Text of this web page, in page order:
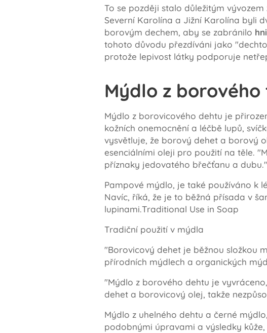
To se později stalo důležitým
Severní Karolína a Jižní Karolína byli
borovým dechem, aby se zabránilo
tohoto důvodu přezdíváni jako
protože lepivost látky podporuje
Mýdlo z
Mýdlo z borovicového dehtu je
kožních onemocnění a léčbě lupů,
vysvětluje, že borový dehet a borový
esenciálními oleji pro použití na těle.
příznaky jedovatého břečťanu a dubu."
Pampové mýdlo, je také používáno k
Navíc, říká, že je to běžná přísada v
lupinami.Traditional Use in Soap
Tradiční použití v mýdla
"Borovicový dehet je běžnou složkou
přírodních mýdlech a organických
"Mýdlo z borového dehtu je
dehet a borovicový olej, takže
Mýdlo z uhelného dehtu a černé
podobnými úpravami a výsledky